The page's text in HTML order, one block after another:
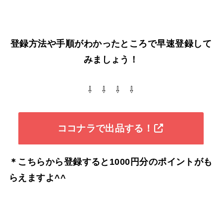
登録方法や手順がわかったところで早速登録して
みましょう！
⇩ ⇩ ⇩ ⇩
ココナラで出品する！
＊こちらから登録すると1000円分のポイントがも
らえますよ^^